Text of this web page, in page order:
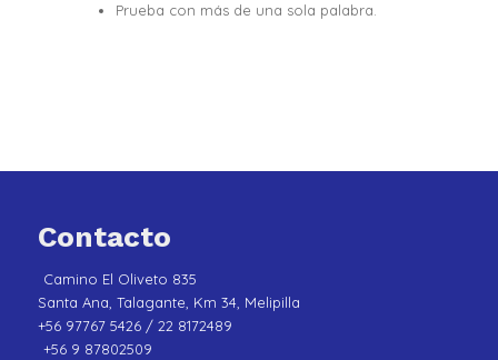
Prueba con más de una sola palabra.
Contacto
Camino El Oliveto 835
Santa Ana, Talagante, Km 34, Melipilla
+56 97767 5426 / 22 8172489
+56 9 87802509